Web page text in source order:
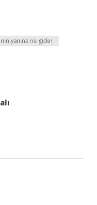
nin yanına ne gider